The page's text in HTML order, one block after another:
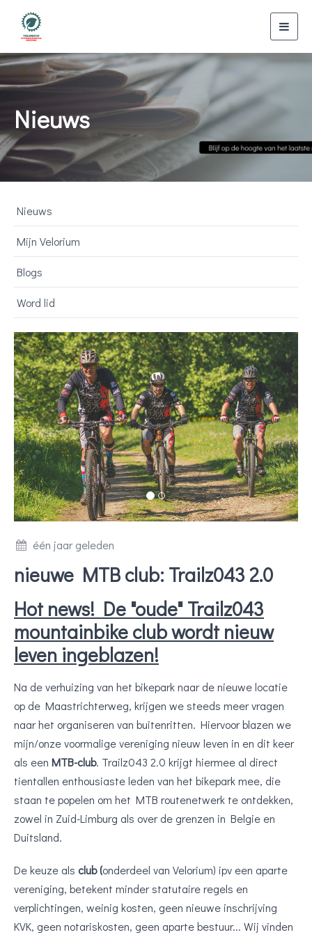
Nieuws
Nieuws
Mijn Velorium
Blogs
Word lid
één jaar geleden
nieuwe MTB club: Trailz043 2.0
Hot news! De "oude" Trailz043
mountainbike club wordt nieuw
leven ingeblazen!
Na de verhuizing van het bikepark naar de nieuwe locatie
op de Maastrichterweg, krijgen we steeds meer vragen
naar het organiseren van buitenritten. Hiervoor blazen we
mijn/onze voormalige vereniging nieuw leven in en dit keer
als een MTB-club. Trailz043 2.0 krijgt hiermee al direct
tientallen enthousiaste leden van het bikepark mee, die
staan te popelen om het MTB routenetwerk te ontdekken,
zowel in Zuid-Limburg als over de grenzen in Belgie en
Duitsland.
De keuze als club (onderdeel van Velorium) ipv een aparte
vereniging, betekent minder statutaire regels en
verplichtingen, weinig kosten, geen nieuwe inschrijving
KVK, geen notariskosten, geen aparte bestuur... Wij vinden